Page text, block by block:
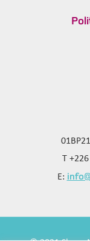
T
E: